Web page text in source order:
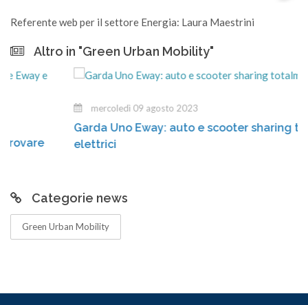
Referente web per il settore Energia: Laura Maestrini
Altro in "Green Urban Mobility"
mercoledì 09 agosto 2023
Garda Uno Eway: auto e scooter sharing
elettrici
Categorie news
Green Urban Mobility